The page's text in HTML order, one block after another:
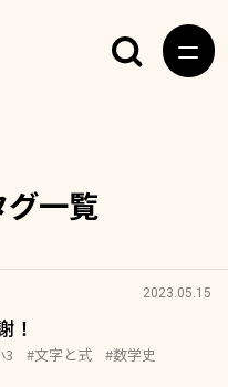
グ一覧
2023.05.15
！
3 #文字と式
#数学史